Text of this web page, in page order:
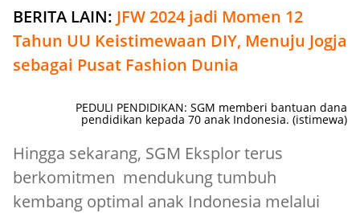
BERITA LAIN: JFW 2024 jadi Momen 12
Tahun UU Keistimewaan DIY, Menuju Jogja
sebagai Pusat Fashion Dunia
PEDULI PENDIDIKAN: SGM memberi bantuan dana
pendidikan kepada 70 anak Indonesia. (istimewa)
Hingga sekarang, SGM Eksplor terus
berkomitmen mendukung tumbuh
kembang optimal anak Indonesia melalui